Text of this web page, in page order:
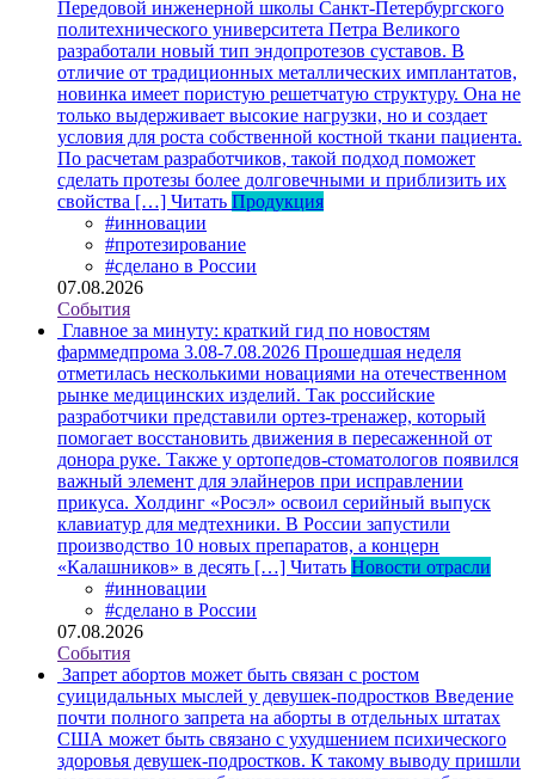
Передовой инженерной школы Санкт-Петербургского
политехнического университета Петра Великого
разработали новый тип эндопротезов суставов. В
отличие от традиционных металлических имплантатов,
новинка имеет пористую решетчатую структуру. Она не
только выдерживает высокие нагрузки, но и создает
условия для роста собственной костной ткани пациента.
По расчетам разработчиков, такой подход поможет
сделать протезы более долговечными и приблизить их
свойства […] Читать Продукция
#инновации
#протезирование
#сделано в России
07.08.2026
События
Главное за минуту: краткий гид по новостям
фарммедпрома 3.08-7.08.2026 Прошедшая неделя
отметилась несколькими новациями на отечественном
рынке медицинских изделий. Так российские
разработчики представили ортез-тренажер, который
помогает восстановить движения в пересаженной от
донора руке. Также у ортопедов-стоматологов появился
важный элемент для элайнеров при исправлении
прикуса. Холдинг «Росэл» освоил серийный выпуск
клавиатур для медтехники. В России запустили
производство 10 новых препаратов, а концерн
«Калашников» в десять […] Читать Новости отрасли
#инновации
#сделано в России
07.08.2026
События
Запрет абортов может быть связан с ростом
суицидальных мыслей у девушек-подростков Введение
почти полного запрета на аборты в отдельных штатах
США может быть связано с ухудшением психического
здоровья девушек-подростков. К такому выводу пришли